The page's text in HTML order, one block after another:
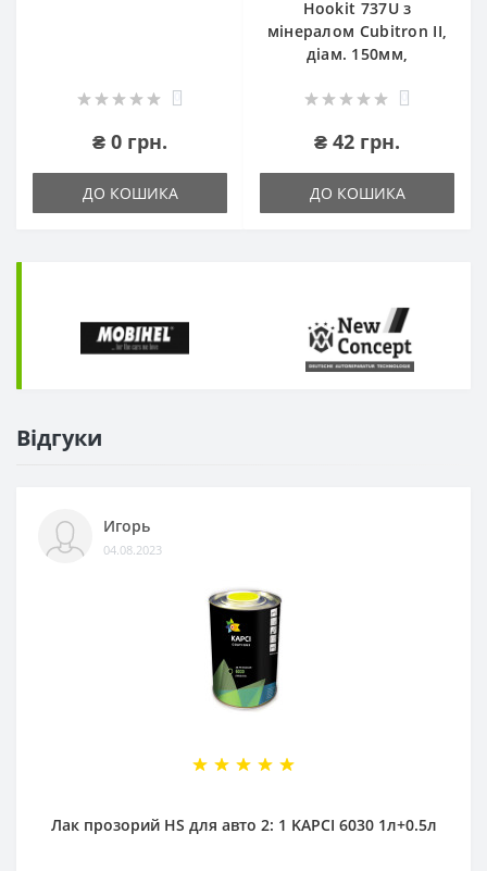
0
₴ 0 грн.
ДО КОШИКА
Hookit 737U з
мінералом Cubitron II,
діам. 150мм,
0
₴ 42 грн.
ДО КОШИКА
Відгуки
Игорь
04.08.2023
Лак прозорий HS для авто 2: 1 KAPCI 6030 1л+0.5л